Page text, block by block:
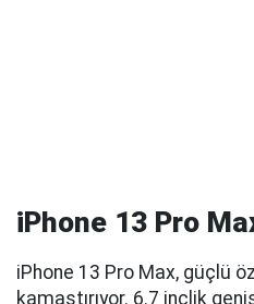
iPhone 13 Pro
iPhone 13 Pro Max, güçlü
kamaştırıyor. 6.7 inçlik